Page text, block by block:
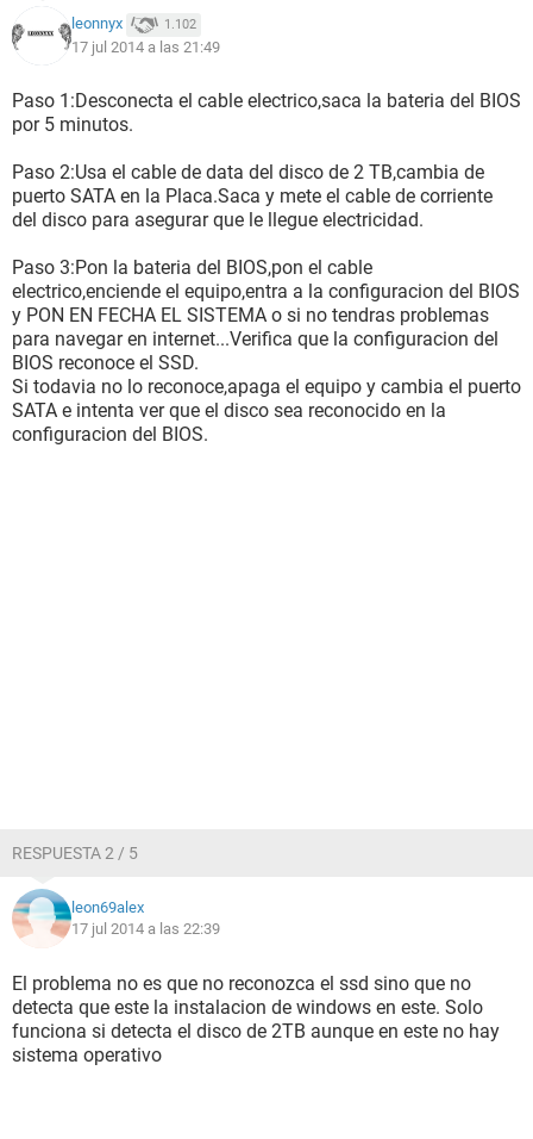
leonnyx 1.102
17 jul 2014 a las 21:49
Paso 1:Desconecta el cable electrico,saca la bateria del BIOS
por 5 minutos.
Paso 2:Usa el cable de data del disco de 2 TB,cambia de
puerto SATA en la Placa.Saca y mete el cable de corriente
del disco para asegurar que le llegue electricidad.
Paso 3:Pon la bateria del BIOS,pon el cable
electrico,enciende el equipo,entra a la configuracion del BIOS
y PON EN FECHA EL SISTEMA o si no tendras problemas
para navegar en internet...Verifica que la configuracion del
BIOS reconoce el SSD.
Si todavia no lo reconoce,apaga el equipo y cambia el puerto
SATA e intenta ver que el disco sea reconocido en la
configuracion del BIOS.
RESPUESTA 2 / 5
leon69alex
17 jul 2014 a las 22:39
El problema no es que no reconozca el ssd sino que no
detecta que este la instalacion de windows en este. Solo
funciona si detecta el disco de 2TB aunque en este no hay
sistema operativo